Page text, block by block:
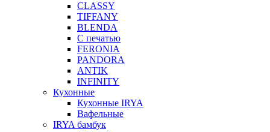
CLASSY
TIFFANY
BLENDA
С печатью
FERONIA
PANDORA
ANTIK
INFINITY
Кухонные
Кухонные IRYA
Вафельные
IRYA бамбук